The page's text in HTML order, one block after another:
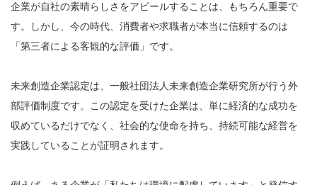
企業が自社の素晴らしさをアピールすることは、もちろん重要で
す。しかし、今の時代、消費者や求職者が本当に信頼するのは
「第三者による客観的な評価」です。
未来創造企業認定は、一般社団法人未来創造企業研究所が行う外
部評価制度です。この認定を受けた企業は、単に経済的な成功を
収めているだけでなく、社会的な使命を持ち、持続可能な経営を
実践していることが証明されます。